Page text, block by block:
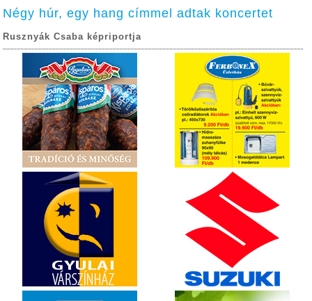
Négy húr, egy hang címmel adtak koncertet
Rusznyák Csaba képriportja